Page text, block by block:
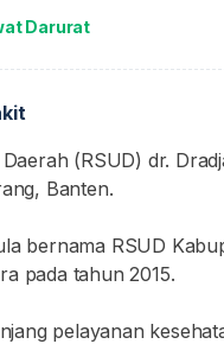
Darurat
(RSUD) dr.
Banten.
bernama RSUD
pada tahun 2015.
pelayanan